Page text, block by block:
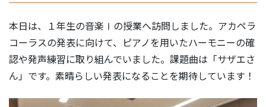
本日は、１年生の音楽Ⅰの授業へ訪問しました。アカペラ
コーラスの発表に向けて、ピアノを用いたハーモニーの確
認や発声練習に取り組んでいました。課題曲は「サザエさ
ん」です。素晴らしい発表になることを期待しています！